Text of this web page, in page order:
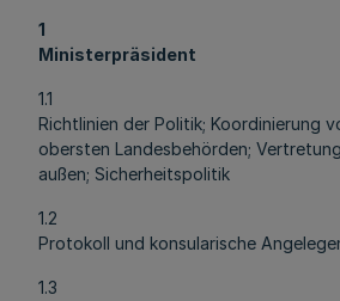
1
Ministerpräsident
1.1
Richtlinien der Politik; Koordinierung
obersten Landesbehörden;
außen; Sicherheitspolitik
1.2
Protokoll und konsularische
1.3